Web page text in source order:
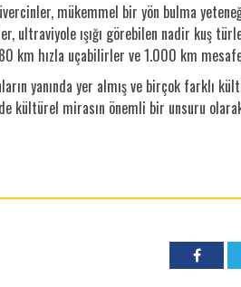
mükemmel bir yön bulma
ultraviyole ışığı görebilen nadir kuş
km hızla uçabilirler ve 1.000 km
yanında yer almış ve birçok
kültürel mirasın önemli bir unsuru